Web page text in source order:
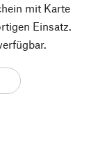
mit Karte
Einsatz.